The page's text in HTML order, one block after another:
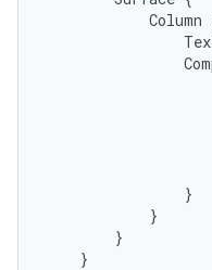
Column
}
}
}
}